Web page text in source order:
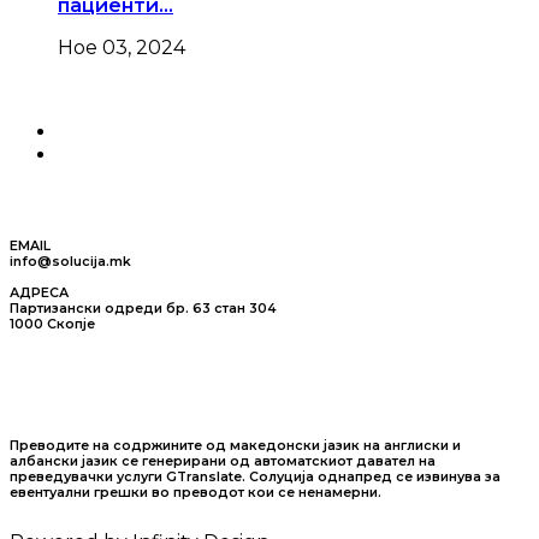
пациенти…
Ное 03, 2024
EMAIL
info@solucija.mk
АДРЕСА
Партизански одреди бр. 63 стан 304
1000 Скопје
Преводите на содржините од македонски јазик на англиски и
албански јазик се генерирани од автоматскиот давател на
преведувачки услуги GTranslate. Солуција однапред се извинува за
евентуални грешки во преводот кои се ненамерни.